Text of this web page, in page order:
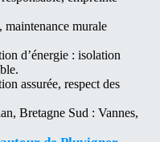
maintenance murale
d’énergie : isolation
assurée, respect des
Bretagne Sud : Vannes,